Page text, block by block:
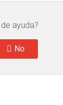
ayuda?
No